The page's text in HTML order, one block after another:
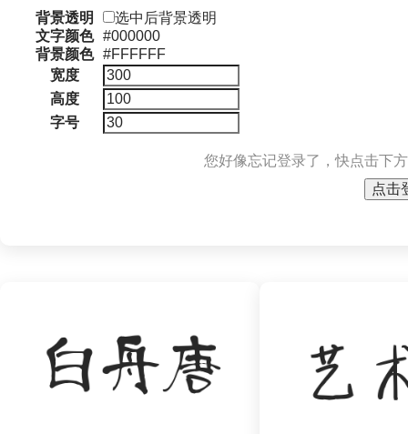
背景透明
选中后背景透明
文字颜色 #000000
背景颜色 #FFFFFF
宽度
高度
字号
您好像忘记登录了，快点击下
点击